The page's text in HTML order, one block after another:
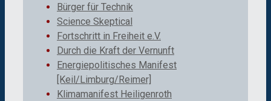
Bürger für Technik
Science Skeptical
Fortschritt in Freiheit e.V.
Durch die Kraft der Vernunft
Energiepolitisches Manifest
[Keil/Limburg/Reimer]
Klimamanifest Heiligenroth